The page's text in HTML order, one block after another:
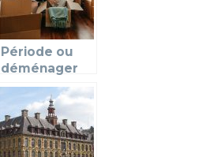
Période ou
déménager
au meilleur